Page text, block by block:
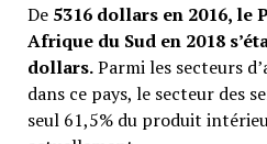
De5316 dollars en 2016, le
Afrique du Sud en 2018
dollars.Parmi les secteurs
dans ce pays, le secteur des
seul 61,5% du produit